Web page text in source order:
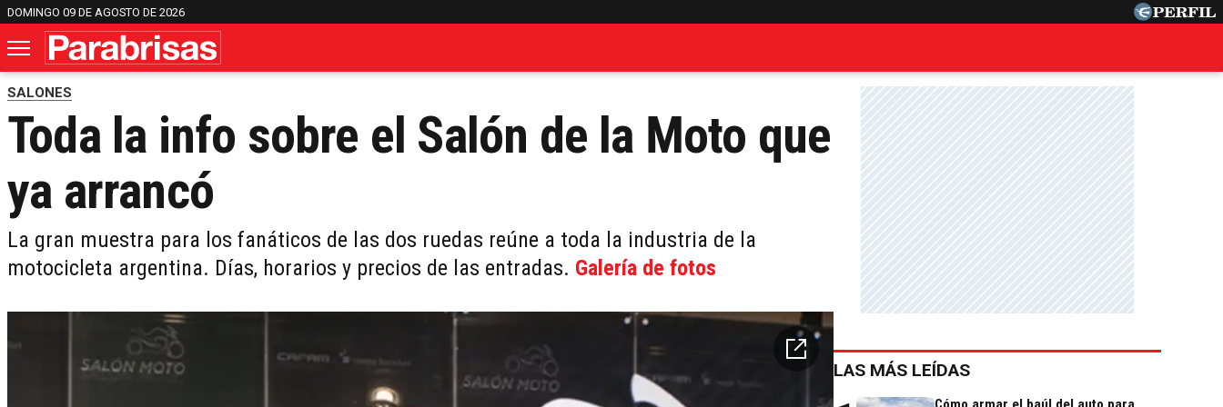
DOMINGO 09 DE AGOSTO DE 2026
SALONES
Toda la info sobre el Salón de la Moto que
ya arrancó
La gran muestra para los fanáticos de las dos ruedas reúne a toda la industria de la
motocicleta argentina. Días, horarios y precios de las entradas. Galería de fotos
LAS MÁS LEÍDAS